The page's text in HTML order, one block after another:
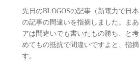
先日のBLOGOSの記事（新電力で日
の記事の間違いを指摘しました。ま
アは間違いでも書いたもの勝ち、と
めてもの抵抗で間違いですよと、指
す。